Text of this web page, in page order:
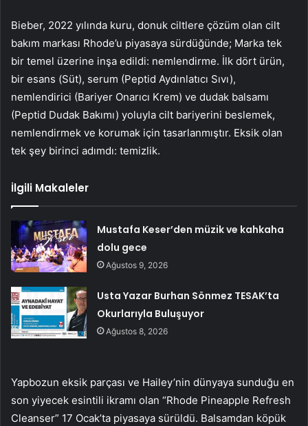
Bieber, 2022 yılında kuru, donuk ciltlere çözüm olan cilt
bakım markası Rhode’u piyasaya sürdüğünde; Marka tek
bir temel üzerine inşa edildi: nemlendirme. İlk dört ürün,
bir esans (Süt), serum (Peptid Aydınlatıcı Sıvı),
nemlendirici (Bariyer Onarıcı Krem) ve dudak balsamı
(Peptid Dudak Bakımı) yoluyla cilt bariyerini beslemek,
nemlendirmek ve korumak için tasarlanmıştır. Eksik olan
tek şey birinci adımdı: temizlik.
İlgili Makaleler
Mustafa Keser’den müzik ve kahkaha
dolu gece
Ağustos 9, 2026
Usta Yazar Burhan Sönmez TESAK’ta
Okurlarıyla Buluşuyor
Ağustos 8, 2026
Yapbozun eksik parçası ve Hailey’nin dünyaya sunduğu en
son yiyecek esintili ikramı olan “Rhode Pineapple Refresh
Cleanser” 17 Ocak’ta piyasaya sürüldü. Balsamdan köpük